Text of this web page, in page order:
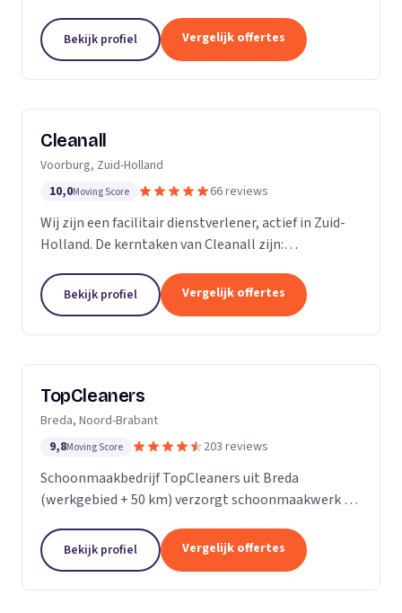
Content Management Systeem Joomla, zet ik, Ton
van der Helm,...
Bekijk profiel Vergelijk offertes
Cleanall
Voorburg, Zuid-Holland
10,0Moving Score 66 reviews
Wij zijn een facilitair dienstverlener, actief in Zuid-
Holland. De kerntaken van Cleanall zijn:
wij aanbieden in particulieren en zakelijke
omgevingen....
Bekijk profiel Vergelijk offertes
TopCleaners
Breda, Noord-Brabant
9,8Moving Score 203 reviews
Schoonmaakbedrijf TopCleaners uit Breda
(werkgebied + 50 km) verzorgt schoonmaakwerk bij
enthousiaste en vak geschoolde schoonmakers. Wij
leveren...
Bekijk profiel Vergelijk offertes